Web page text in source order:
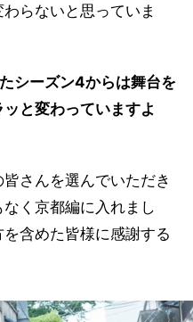
らないと思っていま
シーズン4からは舞台を
と変わっていますよ
さんを選んでいただき
く京都編に入れまし
含めた皆様に感謝する